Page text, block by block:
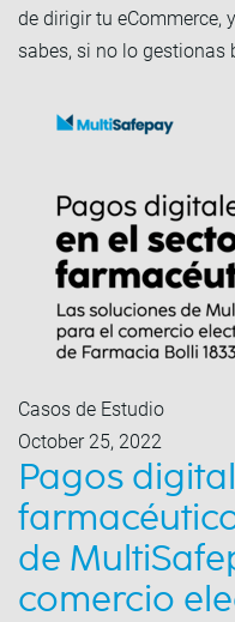
de dirigir tu eCommerce,
sabes, si no lo gestionas
Casos de Estudio
October 25, 2022
Pagos
de
comercio